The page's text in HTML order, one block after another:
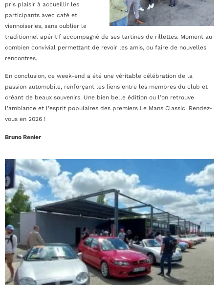
pris plaisir à accueillir les
participants avec café et
viennoiseries, sans oublier le
traditionnel apéritif accompagné de ses tartines de rillettes. Moment au
combien convivial permettant de revoir les amis, ou faire de nouvelles
rencontres.
En conclusion, ce week-end a été une véritable célébration de la
passion automobile, renforçant les liens entre les membres du club et
créant de beaux souvenirs. Une bien belle édition ou l’on retrouve
l’ambiance et l’esprit populaires des premiers Le Mans Classic. Rendez-
vous en 2026 !
Bruno Renier